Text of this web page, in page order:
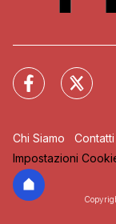
Chi Siamo Contatti
Impostazioni